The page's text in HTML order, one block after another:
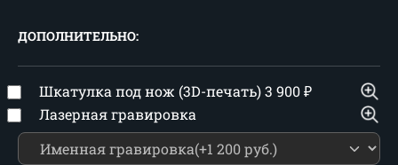
ДОПОЛНИТЕЛЬНО:
Шкатулка под нож (3D-печать)3 900₽
Лазерная гравировка